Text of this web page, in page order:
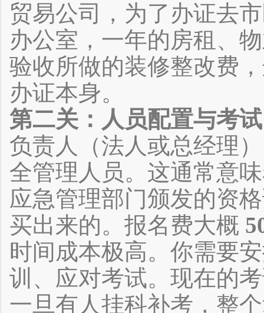
贸易公司，为了办证去
办公室，一年的房租、
验收所做的装修整改费
办证本身。
第二关：人员配置与考试
负责人（法人或总经理
全管理人员。这通常意
应急管理部门颁发的资
买出来的。报名费大概
时间成本极高。你需要
训、应对考试。现在的
一旦有人挂科补考，整